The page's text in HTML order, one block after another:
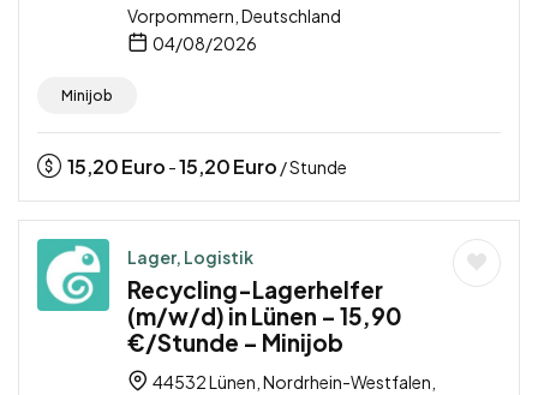
Vorpommern, Deutschland
04/08/2026
Minijob
15,20Euro -15,20Euro / Stunde
Lager, Logistik
Recycling-Lagerhelfer
(m/w/d) in Lünen – 15,90
€/Stunde – Minijob
44532 Lünen, Nordrhein-Westfalen,